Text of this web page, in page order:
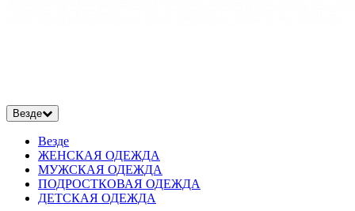
Везде
Везде
ЖЕНСКАЯ ОДЕЖДА
МУЖСКАЯ ОДЕЖДА
ПОДРОСТКОВАЯ ОДЕЖДА
ДЕТСКАЯ ОДЕЖДА